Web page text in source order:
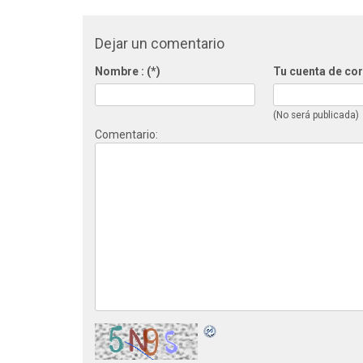
Dejar un comentario
Nombre : (*) Tu cuenta de
(No será publicada)
Comentario: